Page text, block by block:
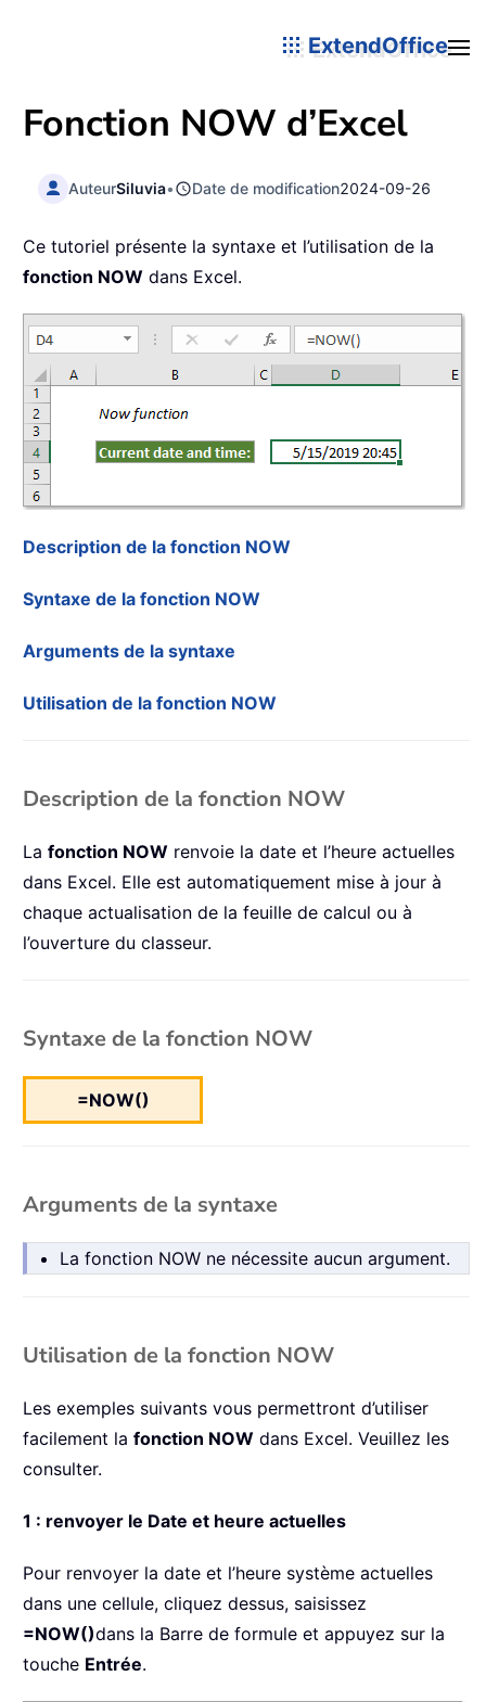
ExtendOffice
Fonction NOW d’Excel
AuteurSiluvia• Date de modification2024-09-26
Ce tutoriel présente la syntaxe et l’utilisation de la
fonction NOW dans Excel.
Description de la fonction NOW
Syntaxe de la fonction NOW
Arguments de la syntaxe
Utilisation de la fonction NOW
Description de la fonction NOW
La fonction NOW renvoie la date et l’heure actuelles
dans Excel. Elle est automatiquement mise à jour à
chaque actualisation de la feuille de calcul ou à
l’ouverture du classeur.
Syntaxe de la fonction NOW
=NOW()
Arguments de la syntaxe
La fonction NOW ne nécessite aucun argument.
Utilisation de la fonction NOW
Les exemples suivants vous permettront d’utiliser
facilement la fonction NOW dans Excel. Veuillez les
consulter.
1 : renvoyer le Date et heure actuelles
Pour renvoyer la date et l’heure système actuelles
dans une cellule, cliquez dessus, saisissez
=NOW()dans la Barre de formule et appuyez sur la
touche Entrée.